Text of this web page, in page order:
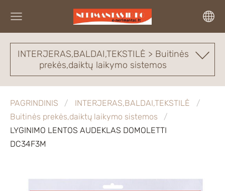
INTERJERAS,BALDAI,TEKSTILĖ > Buitinės
prekės,daiktų laikymo sistemos
PAGRINDINIS
INTERJERAS,BALDAI,TEKSTILĖ
Buitinės prekės,daiktų laikymo sistemos
LYGINIMO LENTOS AUDEKLAS DOMOLETTI
DC34F3M